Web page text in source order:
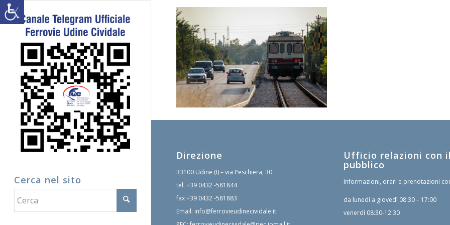
Cerca nel sito
Direzione
33100 Udine (I) – via Peschiera, 30
tel. +39 0432 -581844
fax+39 0432 -581883
Email: info@ferrovieudinecividale.it
Ufficio relazioni con il
pubblico
Informazioni, orari e prenotazioni
da lunedì a giovedì 08:30 – 17:00
venerdì 08:30-12:30